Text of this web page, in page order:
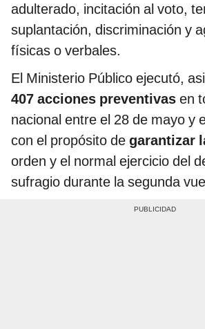
adulterado, incitación al voto,
suplantación, discriminación y
físicas o verbales.
El Ministerio Público ejecutó,
407 acciones preventivas en
nacional entre el 28 de mayo y
con el propósito de garantizar
orden y el normal ejercicio del
sufragio durante la segunda